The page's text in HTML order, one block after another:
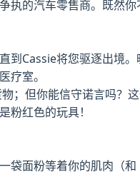
执的汽车零售商。既然
Cassie将您驱逐出境。
疗室。
；但你能信守诺言吗？
粉红色的玩具！
袋面粉等着你的肌肉